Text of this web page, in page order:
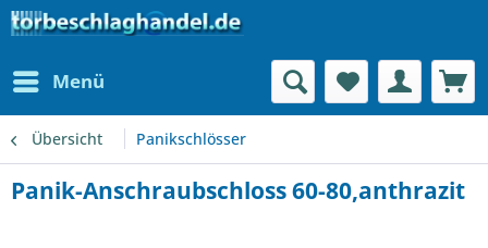
Menü
Übersicht Panikschlösser
Panik-Anschraubschloss 60-80,anthrazit